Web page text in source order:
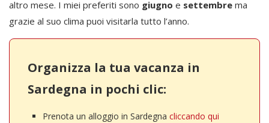
altro mese. I miei preferiti sono giugno e settembre ma
grazie al suo clima puoi visitarla tutto l’anno.
Organizza la tua vacanza in
Sardegna in pochi clic:
Prenota un alloggio in Sardegna cliccando qui